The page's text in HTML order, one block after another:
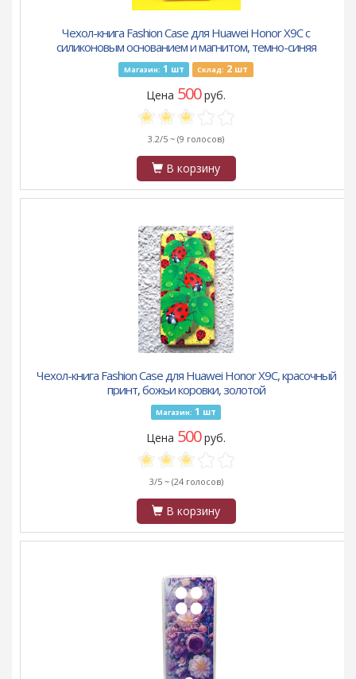
Чехол-книга Fashion Case для Huawei Honor X9C с
силиконовым основанием и магнитом, темно-синяя
Магазин: 1 шт Склад: 2 шт
Цена 500руб.
3.2/5 ~ (9 голосов)
В корзину
Чехол-книга Fashion Case для Huawei Honor X9C, красочный
принт, божьи коровки, золотой
Магазин: 1 шт
Цена 500руб.
3/5 ~ (24 голосов)
В корзину